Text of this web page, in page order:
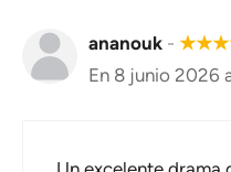
ananouk - ★★★
En 8 junio 2026